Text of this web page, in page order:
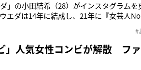
」の小田結希（28）がインスタグラム
エダは14年に結成し、21年に『女芸人
れている写真に《春やし、鼻整形した #
」人気女性コンビが解散 フ